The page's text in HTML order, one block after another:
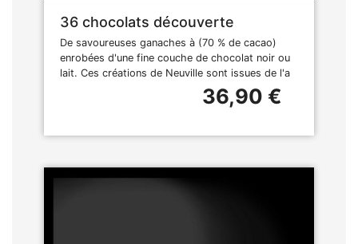
36 chocolats découverte
De savoureuses ganaches à (70 % de cacao)
enrobées d'une fine couche de chocolat noir ou
lait. Ces créations de Neuville sont issues de l'a
36,90 €